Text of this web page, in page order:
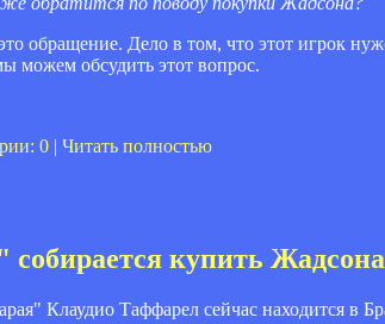
обращение. Дело в том, что этот игрок
можем обсудить этот вопрос.
0 | Читать полностью
собирается купить
Клаудио Таффарел сейчас находится в